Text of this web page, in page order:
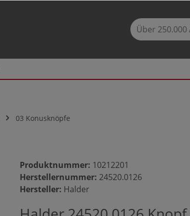
03 Konusknöpfe
Produktnummer: 10212201
Herstellernummer: 24520.0126
Hersteller: Halder